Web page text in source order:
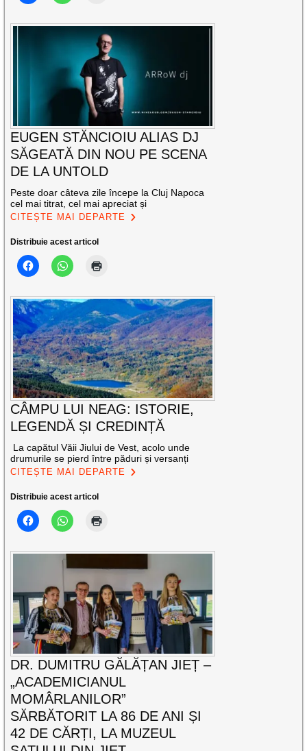
EUGEN STĂNCIOIU ALIAS DJ
SĂGEATĂ DIN NOU PE SCENA
DE LA UNTOLD
Peste doar câteva zile începe la Cluj Napoca
cel mai titrat, cel mai apreciat și
CITEȘTE MAI DEPARTE
Distribuie acest articol
CÂMPU LUI NEAG: ISTORIE,
LEGENDĂ ȘI CREDINȚĂ
La capătul Văii Jiului de Vest, acolo unde
drumurile se pierd între păduri și versanți
CITEȘTE MAI DEPARTE
Distribuie acest articol
DR. DUMITRU GĂLĂȚAN JIEȚ –
„ACADEMICIANUL
MOMÂRLANILOR”
SĂRBĂTORIT LA 86 DE ANI ȘI
42 DE CĂRȚI, LA MUZEUL